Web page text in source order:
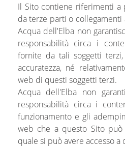
Il Sito contiene riferimenti
da terze parti o
Acqua dell'Elba non
responsabilità circa i
fornite da tali soggetti
accuratezza, né
web di questi soggetti terzi.
Acqua dell'Elba non
responsabilità circa i
funzionamento e gli
web che a questo Sito
quale si può avere accesso a